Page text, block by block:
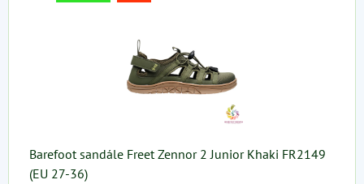
Barefoot sandále Freet Zennor 2 Junior Khaki FR2149
(EU 27-36)